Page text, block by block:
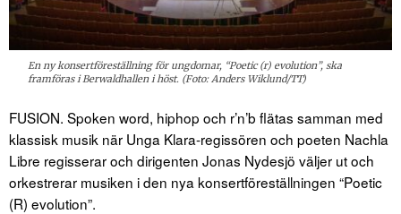
En ny konsertföreställning för ungdomar, “Poetic (r) evolution”, ska
framföras i Berwaldhallen i höst. (Foto: Anders Wiklund/TT)
FUSION. Spoken word, hiphop och r’n’b flätas samman med
klassisk musik när Unga Klara-regissören och poeten Nachla
Libre regisserar och dirigenten Jonas Nydesjö väljer ut och
orkestrerar musiken i den nya konsertföreställningen “Poetic
(R) evolution”.